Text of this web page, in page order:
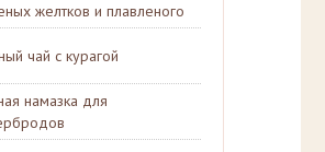
желтков и плавленого
чай с курагой
намазка для